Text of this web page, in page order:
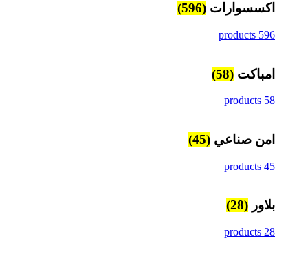
اكسسوارات (596)
596 products
امباكت (58)
58 products
امن صناعي (45)
45 products
بلاور (28)
28 products